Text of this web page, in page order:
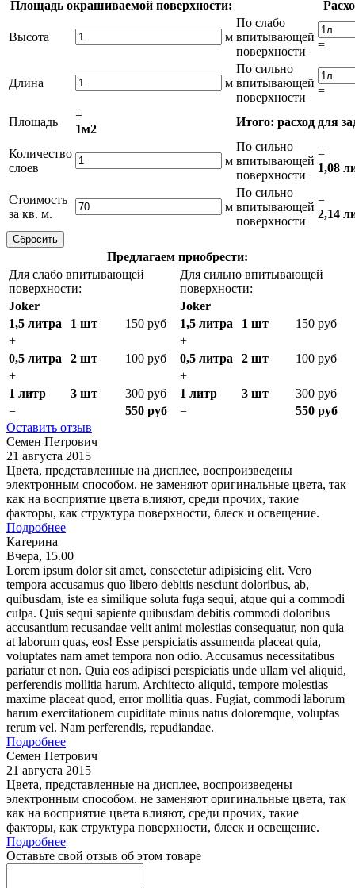
Площадь окрашиваемой поверхности:
Высота м
По слабо
впитывающей
поверхности
=
Длина м
По сильно
впитывающей
поверхности
=
Площадь
=
1м2
Итого: расход для
Количество
слоев
м
По сильно
впитывающей
поверхности
=
1,08
Стоимость
за кв. м.
м
По сильно
впитывающей
поверхности
=
2,14
Предлагаем приобрести:
Для слабо впитывающей
поверхности:
Для сильно впитывающей
поверхности:
Joker
Joker
1,5 литра
1 шт 150 руб 1,5 литра 1 шт
150 руб
+
+
0,5 литра
2 шт 100 руб 0,5 литра 2 шт
100 руб
+
+
1 литр
3 шт 300 руб 1 литр 3 шт
300 руб
=
550 руб =
550 руб
Оставить отзыв
Семен Петрович
21 августа 2015
Цвета, представленные на дисплее, воспроизведены
электронным способом. не заменяют оригинальные цвета, так
как на восприятие цвета влияют, среди прочих, такие
факторы, как структура поверхности, блеск и освещение.
Подробнее
Катерина
Вчера, 15.00
Lorem ipsum dolor sit amet, consectetur adipisicing elit. Vero
tempora accusamus quo libero debitis nesciunt doloribus, ab,
quibusdam, iste ea similique soluta fuga sequi, atque qui a commodi
culpa. Quis sequi sapiente quibusdam debitis commodi doloribus
accusantium recusandae velit animi molestias consequatur, non quia
at laborum quas, eos! Esse perspiciatis assumenda placeat quia,
voluptates nam amet tempora non odio. Accusamus necessitatibus
pariatur et non. Quia eos adipisci perspiciatis unde ullam vel aliquid,
perferendis mollitia harum. Architecto aliquid, tempore molestias
maxime placeat quod, error mollitia quas. Fugiat, commodi laborum
harum exercitationem cupiditate minus natus doloremque, voluptas
rerum vel. Nam perferendis, repudiandae.
Подробнее
Семен Петрович
21 августа 2015
Цвета, представленные на дисплее, воспроизведены
электронным способом. не заменяют оригинальные цвета, так
как на восприятие цвета влияют, среди прочих, такие
факторы, как структура поверхности, блеск и освещение.
Подробнее
Оставьте свой отзыв об этом товаре